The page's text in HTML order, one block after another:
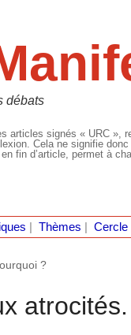
débats
articles signés « URC »,
Cela ne signifie
fin d’article, permet à
Thèmes Cercle
?